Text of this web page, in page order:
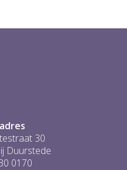
30
Duurstede
0170